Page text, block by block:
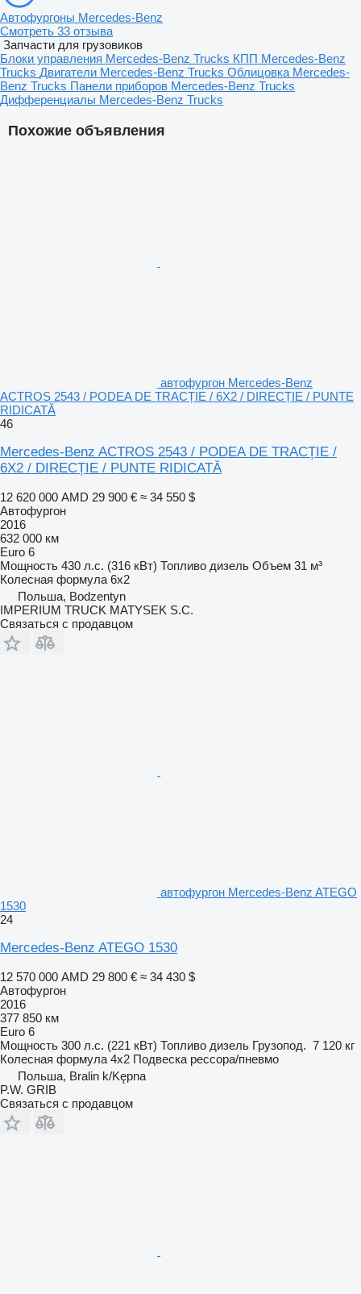
Похожие объявления
автофургон Mercedes-Benz
ACTROS 2543 / PODEA DE TRACȚIE / 6X2 / DIRECȚIE / PUNTE
RIDICATĂ
46
Mercedes-Benz ACTROS 2543 / PODEA DE TRACȚIE /
6X2 / DIRECȚIE / PUNTE RIDICATĂ
12 620 000 AMD 29 900 € ≈ 34 550 $
Автофургон
2016
632 000 км
Euro 6
Мощность 430 л.с. (316 кВт) Топливо дизель Объем 31 м³
Колесная формула 6x2
Польша, Bodzentyn
IMPERIUM TRUCK MATYSEK S.C.
Связаться с продавцом
автофургон Mercedes-Benz ATEGO
1530
24
Mercedes-Benz ATEGO 1530
12 570 000 AMD 29 800 € ≈ 34 430 $
Автофургон
2016
377 850 км
Euro 6
Мощность 300 л.с. (221 кВт) Топливо дизель Грузопод. 7 120 кг
Колесная формула 4x2 Подвеска рессора/пневмо
Польша, Bralin k/Kępna
P.W. GRIB
Связаться с продавцом
Автофургоны Mercedes-Benz
Смотреть 33 отзыва
Запчасти для грузовиков
Блоки управления Mercedes-Benz Trucks КПП Mercedes-Benz
Trucks Двигатели Mercedes-Benz Trucks Облицовка Mercedes-
Benz Trucks Панели приборов Mercedes-Benz Trucks
Дифференциалы Mercedes-Benz Trucks